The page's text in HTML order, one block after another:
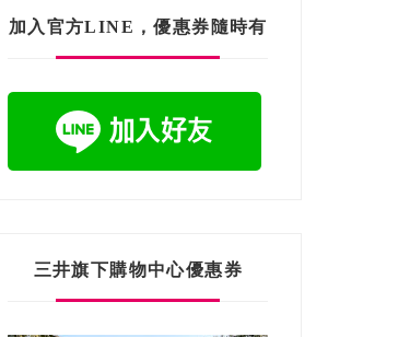
加入官方LINE，優惠券隨時有
三井旗下購物中心優惠券